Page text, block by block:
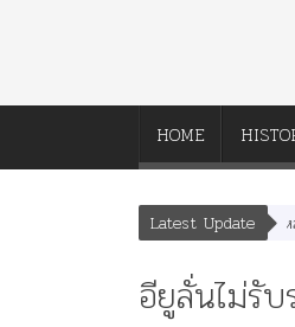
HOME
Latest Update
คณะราษฎร หลังกระทำมิบังควรต่อในหลวงสาม
อียูลั่นไม่รับ